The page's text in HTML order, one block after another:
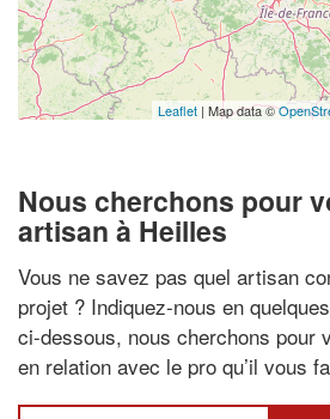
Leaflet | Map data ©
Nous cherchons pour
artisan à Heilles
Vous ne savez pas quel artisan
projet ? Indiquez-nous en
ci-dessous, nous cherchons pour
en relation avec le pro qu’il vous